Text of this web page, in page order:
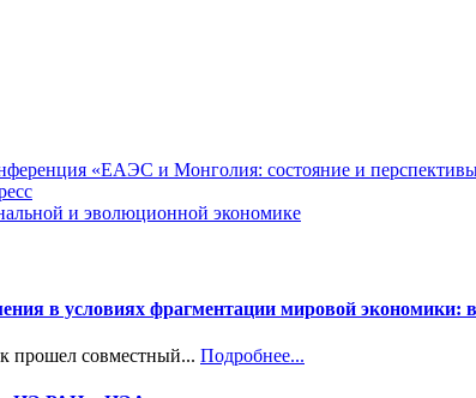
«ЕАЭС и Монголия: состояние и перспективы
и эволюционной экономике
в условиях фрагментации мировой экономики:
прошел совместный... Подробнее...